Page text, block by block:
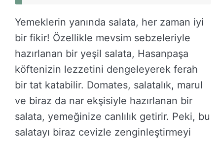
Yemeklerin yanında salata, her zaman iyi
bir fikir! Özellikle mevsim sebzeleriyle
hazırlanan bir yeşil salata, Hasanpaşa
köftenizin lezzetini dengeleyerek ferah
bir tat katabilir. Domates, salatalık, marul
ve biraz da nar ekşisiyle hazırlanan bir
salata, yemeğinize canlılık getirir. Peki, bu
salatayı biraz cevizle zenginleştirmeyi